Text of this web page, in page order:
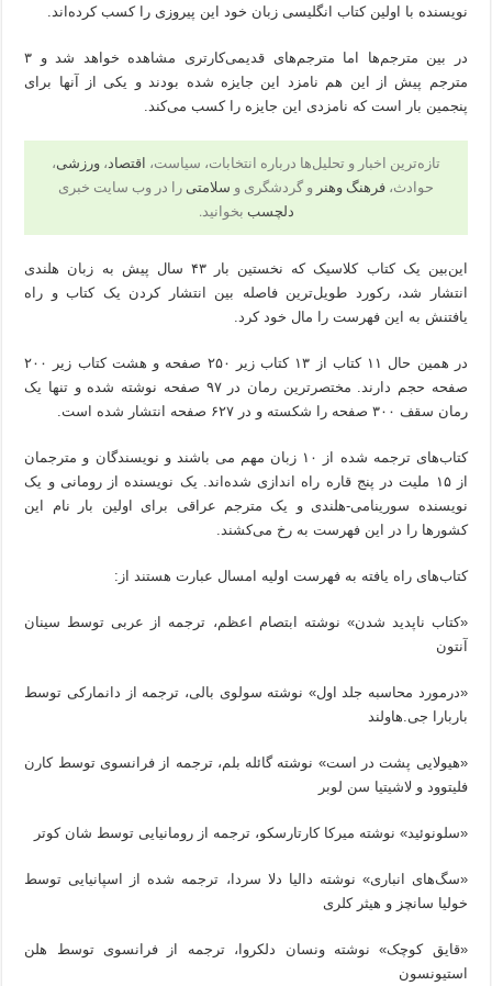
نویسنده با اولین کتاب انگلیسی زبان خود این پیروزی را کسب کرده‌اند.
در بین مترجم‌ها اما مترجم‌های قدیمی‌کارتری مشاهده خواهد شد و ۳
مترجم پیش از این هم نامزد این جایزه شده بودند و یکی از آنها برای
پنجمین بار است که نامزدی این جایزه را کسب می‌کند.
تازه‌ترین اخبار و تحلیل‌ها درباره انتخابات، سیاست، اقتصاد، ورزشی،
حوادث، فرهنگ وهنر و گردشگری و سلامتی را در وب سایت خبری
دلچسب بخوانید.
این‌بین یک کتاب کلاسیک که نخستین بار ۴۳ سال پیش به زبان هلندی
انتشار شد، رکورد طویل‌ترین فاصله بین انتشار کردن یک کتاب و راه
یافتنش به این فهرست را مال خود کرد.
در همین حال ۱۱ کتاب از ۱۳ کتاب زیر ۲۵۰ صفحه و هشت کتاب زیر ۲۰۰
صفحه حجم دارند. مختصر‌ترین رمان در ۹۷ صفحه نوشته شده و تنها یک
رمان سقف ۳۰۰ صفحه را شکسته و در ۶۲۷ صفحه انتشار شده است.
کتاب‌های ترجمه شده از ۱۰ زبان مهم می باشند و نویسندگان و مترجمان
از ۱۵ ملیت در پنج قاره راه اندازی شده‌اند. یک نویسنده از رومانی و یک
نویسنده سورینامی-هلندی و یک مترجم عراقی برای اولین بار نام این
کشورها را در این فهرست به رخ می‌کشند.
کتاب‌های راه یافته به فهرست اولیه امسال عبارت هستند از:
«کتاب ناپدید شدن» نوشته ابتصام اعظم، ترجمه از عربی توسط سینان
آنتون
«درمورد محاسبه جلد اول» نوشته سولوی بالی، ترجمه از دانمارکی توسط
باربارا جی.هاولند
«هیولایی پشت در است» نوشته گائله بلم، ترجمه از فرانسوی توسط کارن
فلیتوود و لاشیتیا سن لوبر
«سلونوئید» نوشته میرکا کارتارسکو، ترجمه از رومانیایی توسط شان کوتر
«سگ‌های انباری» نوشته دالیا دلا سردا، ترجمه شده از اسپانیایی توسط
خولیا سانچز و هیثر کلری
«قایق کوچک» نوشته ونسان دلکروا، ترجمه از فرانسوی توسط هلن
استیونسون